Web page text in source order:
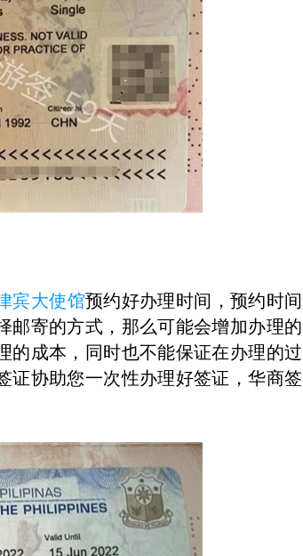
宾大使馆预约好办理时间，预约时间
邮寄的方式，那么可能会增加办理的
的成本，同时也不能保证在办理的过
证协助您一次性办理好签证，华商签